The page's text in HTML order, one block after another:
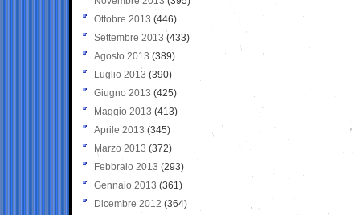
Ottobre 2013 (446)
Settembre 2013 (433)
Agosto 2013 (389)
Luglio 2013 (390)
Giugno 2013 (425)
Maggio 2013 (413)
Aprile 2013 (345)
Marzo 2013 (372)
Febbraio 2013 (293)
Gennaio 2013 (361)
Dicembre 2012 (364)